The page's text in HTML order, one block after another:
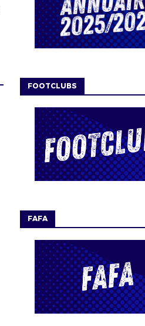
FOOTCLUBS
FAFA